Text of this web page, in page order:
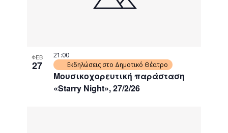
ΦΕΒ
27
Μουσικοχορευτική παράσταση
«Starry Night», 27/2/26
21:00
Εκδηλώσεις στο Δημοτικό Θέατρο